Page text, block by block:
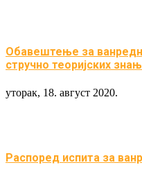
Обавештење за
стручно теоријских
уторак, 18. август 2020.
Распоред испита за